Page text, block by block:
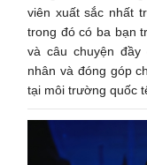
viên xuất sắc nhất
trong đó có ba bạn
và câu chuyện
nhân và đóng góp
tại môi trường quốc